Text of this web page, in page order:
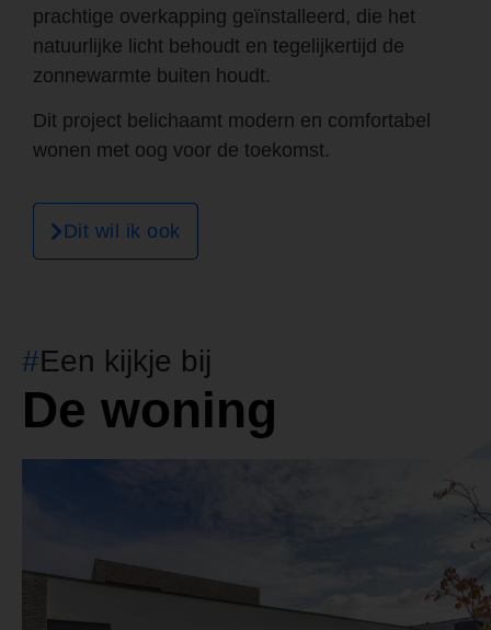
prachtige overkapping geïnstalleerd, die het
natuurlijke licht behoudt en tegelijkertijd de
zonnewarmte buiten houdt.
Dit project belichaamt modern en comfortabel
wonen met oog voor de toekomst.
Dit wil ik ook
#Een kijkje bij
De woning